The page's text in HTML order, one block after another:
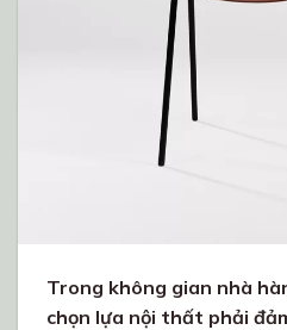
Trong không gian nhà
chọn lựa nội thất phải